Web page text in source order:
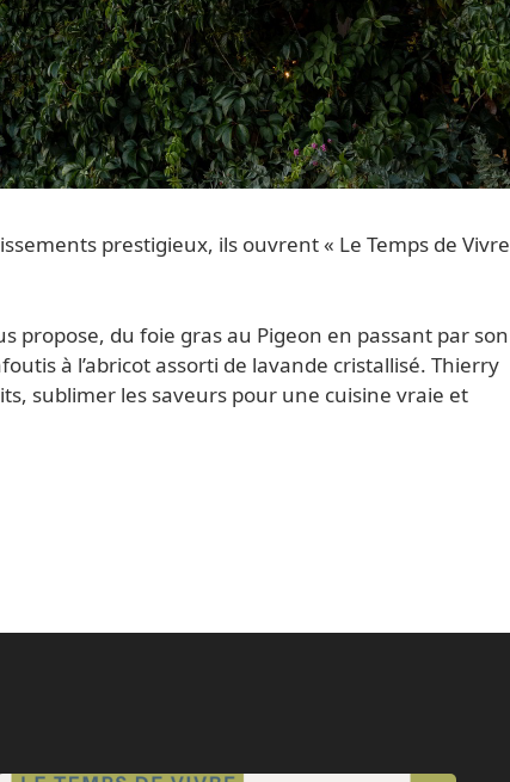
prestigieux, ils ouvrent « Le Temps de Vivre
propose, du foie gras au Pigeon en passant par son
à l’abricot assorti de lavande cristallisé. Thierry
sublimer les saveurs pour une cuisine vraie et